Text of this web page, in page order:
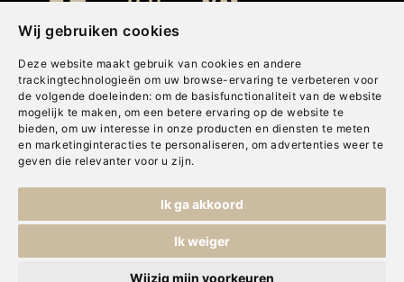
Wij gebruiken cookies
Deze website maakt gebruik van cookies en andere
trackingtechnologieën om uw browse-ervaring te verbeteren voor
de volgende doeleinden: om de basisfunctionaliteit van de website
mogelijk te maken , om een betere ervaring op de website te
bieden, om uw interesse in onze producten en diensten te meten
en marketinginteracties te personaliseren , om advertenties weer te
geven die relevanter voor u zijn.
Ik ga akkoord
Ik weiger
Wijzig mijn voorkeuren
Cookies